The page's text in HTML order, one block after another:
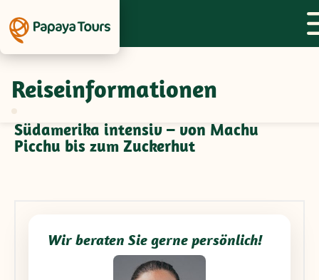
Reiseinformationen
Feedback zur Gruppenreise
Südamerika intensiv – von Machu
Picchu bis zum Zuckerhut
Wir beraten Sie gerne persönlich!